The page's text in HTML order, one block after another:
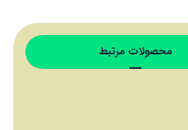
محصولات مرتبط